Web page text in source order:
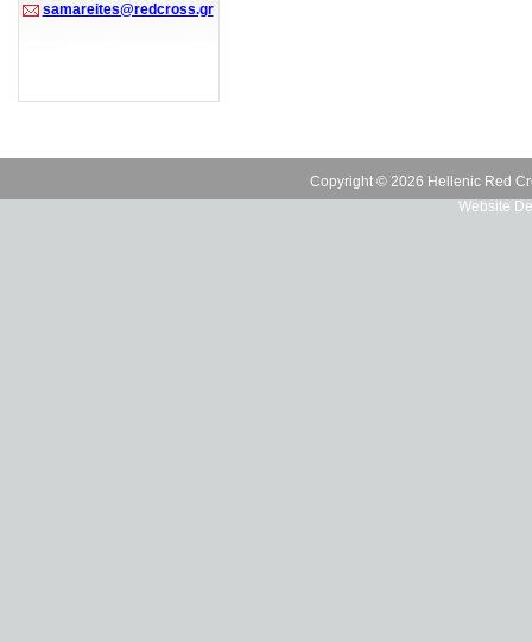
samareites@redcross.gr
Copyright © 2026 Hellenic Red
Website